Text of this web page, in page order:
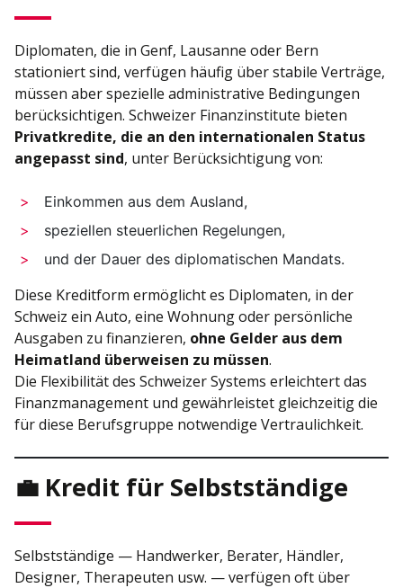
Diplomaten, die in Genf, Lausanne oder Bern
stationiert sind, verfügen häufig über stabile Verträge,
müssen aber spezielle administrative Bedingungen
berücksichtigen. Schweizer Finanzinstitute bieten
Privatkredite, die an den internationalen Status
angepasst sind, unter Berücksichtigung von:
Einkommen aus dem Ausland,
speziellen steuerlichen Regelungen,
und der Dauer des diplomatischen Mandats.
Diese Kreditform ermöglicht es Diplomaten, in der
Schweiz ein Auto, eine Wohnung oder persönliche
Ausgaben zu finanzieren, ohne Gelder aus dem
Heimatland überweisen zu müssen.
Die Flexibilität des Schweizer Systems erleichtert das
Finanzmanagement und gewährleistet gleichzeitig die
für diese Berufsgruppe notwendige Vertraulichkeit.
💼 Kredit für Selbstständige
Selbstständige — Handwerker, Berater, Händler,
Designer, Therapeuten usw. — verfügen oft über